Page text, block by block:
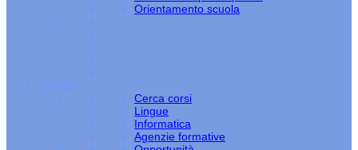
Orientamento scuola
CORSI
Cerca corsi
Lingue
Informatica
Agenzie formative